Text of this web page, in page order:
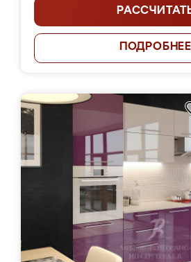
ПОДРОБНЕЕ